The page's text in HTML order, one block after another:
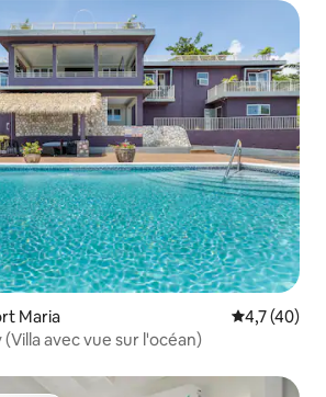
Maria Évaluation
4,7 (40)
(Villa avec vue sur l'océan)